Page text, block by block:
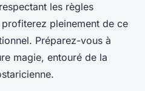
les règles
pleinement de ce
Préparez-vous à
magie, entouré de la